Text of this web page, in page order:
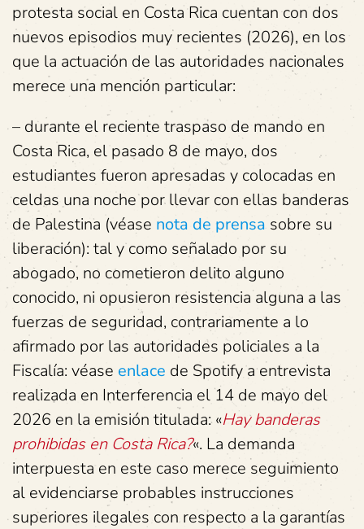
protesta social en Costa Rica cuentan con dos
nuevos episodios muy recientes (2026), en los
que la actuación de las autoridades nacionales
merece una mención particular:
– durante el reciente traspaso de mando en
Costa Rica, el pasado 8 de mayo, dos
estudiantes fueron apresadas y colocadas en
celdas una noche por llevar con ellas banderas
de Palestina (véase nota de prensa sobre su
liberación): tal y como señalado por su
abogado, no cometieron delito alguno
conocido, ni opusieron resistencia alguna a las
fuerzas de seguridad, contrariamente a lo
afirmado por las autoridades policiales a la
Fiscalía: véase enlace de Spotify a entrevista
realizada en Interferencia el 14 de mayo del
2026 en la emisión titulada: «Hay banderas
prohibidas en Costa Rica?«. La demanda
interpuesta en este caso merece seguimiento
al evidenciarse probables instrucciones
superiores ilegales con respecto a la garantías